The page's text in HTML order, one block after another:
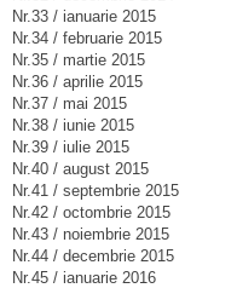
Nr.33 / ianuarie 2015
Nr.34 / februarie 2015
Nr.35 / martie 2015
Nr.36 / aprilie 2015
Nr.37 / mai 2015
Nr.38 / iunie 2015
Nr.39 / iulie 2015
Nr.40 / august 2015
Nr.41 / septembrie 2015
Nr.42 / octombrie 2015
Nr.43 / noiembrie 2015
Nr.44 / decembrie 2015
Nr.45 / ianuarie 2016